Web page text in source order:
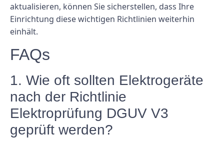
aktualisieren, können Sie sicherstellen, dass Ihre
Einrichtung diese wichtigen Richtlinien weiterhin
einhält.
FAQs
1. Wie oft sollten Elektrogeräte
nach der Richtlinie
Elektroprüfung DGUV V3
geprüft werden?